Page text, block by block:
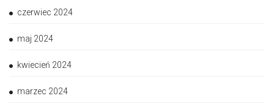
czerwiec 2024
maj 2024
kwiecień 2024
marzec 2024